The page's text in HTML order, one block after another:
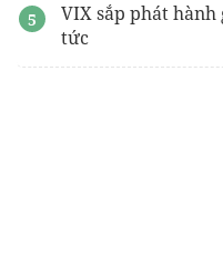
VIX sắp phát
tức